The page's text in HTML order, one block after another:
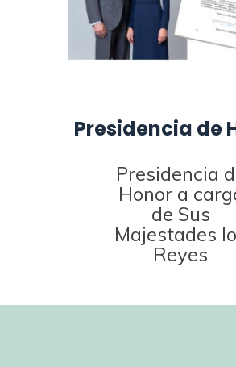
Presidencia de
Presidencia
Honor a
de Sus
Majestades
Reyes